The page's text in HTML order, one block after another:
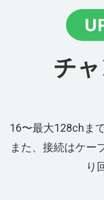
チ
16〜最⼤128chま
また、接続はケー
り